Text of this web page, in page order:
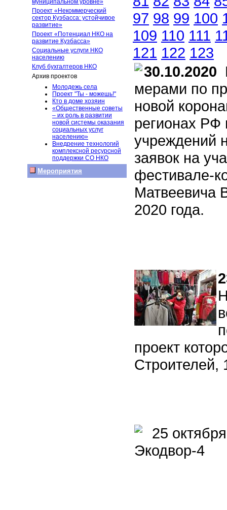
муниципальном уровне»
Проект «Некоммерческий
сектор Кузбасса: устойчивое
развитие»
Проект «Потенциал НКО на
развитие Кузбасса»
Социальные услуги НКО
населению
Клуб бухгалтеров НКО
Архив проектов
Молодежь села
Проект "Ты - можешь!"
Кто в доме хозяин
«Общественные советы
– их роль в развитии
новой системы оказания
социальных услуг
населению»
Внедрение технологий
комплексной ресурсной
поддержки СО НКО
Мероприятия
97 98 99 100
109 110 111
121 122 123
30.10.2020
мерами по
новой
регионах РФ
учреждений
заявок на
фестивале-
Матвеевича
2020 года.
проект
25
Экодвор-4